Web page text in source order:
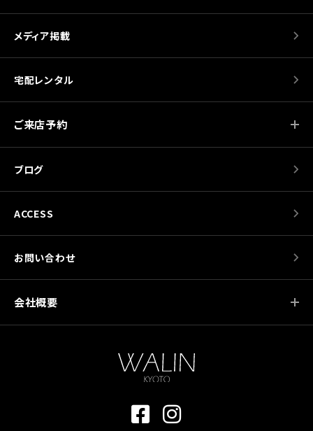
メディア掲載
宅配レンタル
ご来店予約
ブログ
ACCESS
お問い合わせ
会社概要